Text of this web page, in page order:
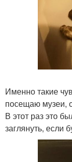
Именно такие
посещаю музеи,
В этот раз это
заглянуть, если